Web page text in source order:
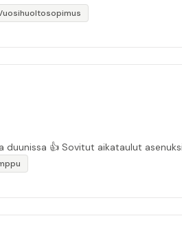
“Asiakasystävällinen sähköyritys ja ihan